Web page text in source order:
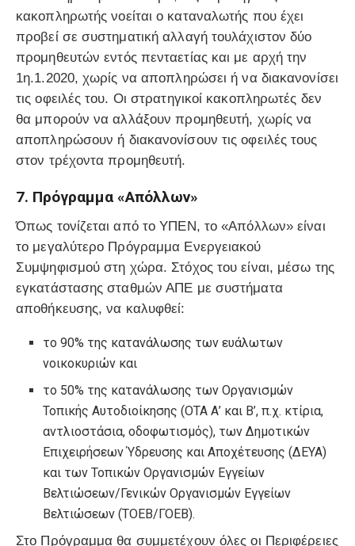
κακοπληρωτής νοείται ο καταναλωτής που έχει
προβεί σε συστηματική αλλαγή τουλάχιστον δύο
προμηθευτών εντός πενταετίας και με αρχή την
1η.1.2020, χωρίς να αποπληρώσει ή να διακανονίσει
τις οφειλές του. Οι στρατηγικοί κακοπληρωτές δεν
θα μπορούν να αλλάξουν προμηθευτή, χωρίς να
αποπληρώσουν ή διακανονίσουν τις οφειλές τους
στον τρέχοντα προμηθευτή.
7. Πρόγραμμα «Απόλλων»
Όπως τονίζεται από το ΥΠΕΝ, το «Απόλλων» είναι
το μεγαλύτερο Πρόγραμμα Ενεργειακού
Συμψηφισμού στη χώρα. Στόχος του είναι, μέσω της
εγκατάστασης σταθμών ΑΠΕ με συστήματα
αποθήκευσης, να καλυφθεί:
το 90% της κατανάλωσης των ευάλωτων
νοικοκυριών και
το 50% της κατανάλωσης των Οργανισμών
Τοπικής Αυτοδιοίκησης (ΟΤΑ Α’ και Β’, π.χ. κτίρια,
αντλιοστάσια, οδοφωτισμός), των Δημοτικών
Επιχειρήσεων Ύδρευσης και Αποχέτευσης (ΔΕΥΑ)
και των Τοπικών Οργανισμών Εγγείων
Βελτιώσεων/Γενικών Οργανισμών Εγγείων
Βελτιώσεων (ΤΟΕΒ/ΓΟΕΒ).
Στο Πρόγραμμα θα συμμετέχουν όλες οι Περιφέρειες